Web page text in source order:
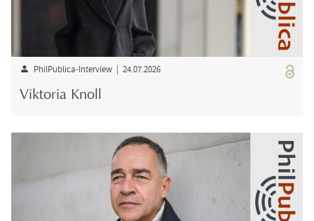
PhilPublica-​Interview | 24.07.2026
Vik­to­ria Knoll